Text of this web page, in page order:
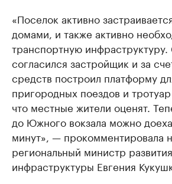
«Поселок активно
домами, и также активно
транспортную
согласился застройщик и за
средств построил платформу
пригородных поездов и
что местные жители оценят.
до Южного вокзала можно
минут», — прокомментировала
региональный министр развития
инфраструктуры Евгения